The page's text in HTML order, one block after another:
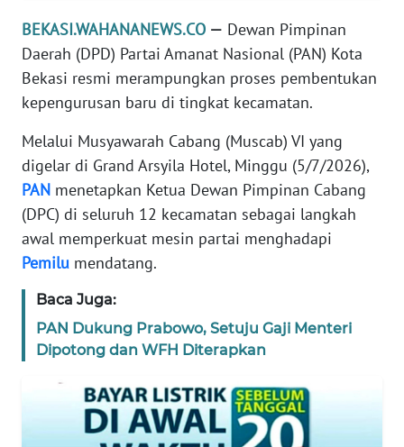
BEKASI.WAHANANEWS.CO — Dewan Pimpinan
Daerah (DPD) Partai Amanat Nasional (PAN) Kota
Bekasi resmi merampungkan proses pembentukan
kepengurusan baru di tingkat kecamatan.
Melalui Musyawarah Cabang (Muscab) VI yang
digelar di Grand Arsyila Hotel, Minggu (5/7/2026),
PAN menetapkan Ketua Dewan Pimpinan Cabang
(DPC) di seluruh 12 kecamatan sebagai langkah
awal memperkuat mesin partai menghadapi
Pemilu mendatang.
Baca Juga:
PAN Dukung Prabowo, Setuju Gaji Menteri
Dipotong dan WFH Diterapkan
DISCLAIMER
Wahana
Regional
WN
SUMUT
WN
JAKARTA